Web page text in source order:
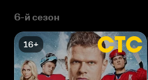
6-й сезон
16+